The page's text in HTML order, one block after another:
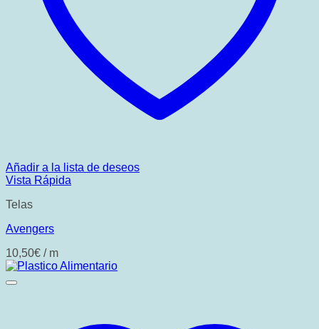
Añadir a la lista de deseos
Vista Rápida
Telas
Avengers
10,50€ / m